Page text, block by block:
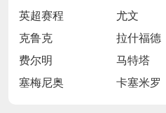
英超赛程
尤文
克鲁克
拉什福德
费尔明
马特塔
塞梅尼奥
卡塞米罗